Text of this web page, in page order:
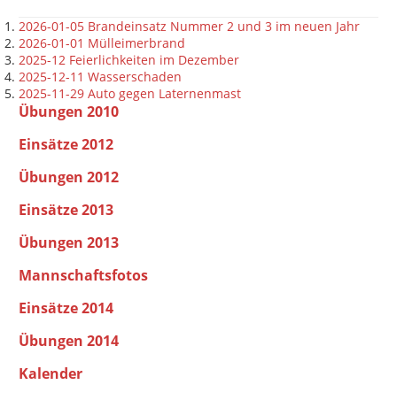
2026-01-05 Brandeinsatz Nummer 2 und 3 im neuen Jahr
2026-01-01 Mülleimerbrand
2025-12 Feierlichkeiten im Dezember
2025-12-11 Wasserschaden
2025-11-29 Auto gegen Laternenmast
Übungen 2010
Einsätze 2012
Übungen 2012
Einsätze 2013
Übungen 2013
Mannschaftsfotos
Einsätze 2014
Übungen 2014
Kalender